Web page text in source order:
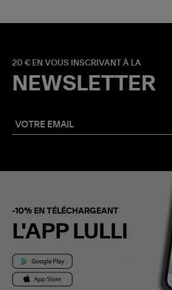
20 € EN VOUS INSCRIVANT À LA
NEWSLETTER
-10% EN TÉLÉCHARGEANT
L'APP LULLI